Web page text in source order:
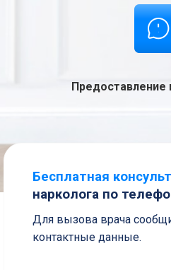
Предоставление
Бесплатная
нарколога по
Для вызова врача
контактные данные.